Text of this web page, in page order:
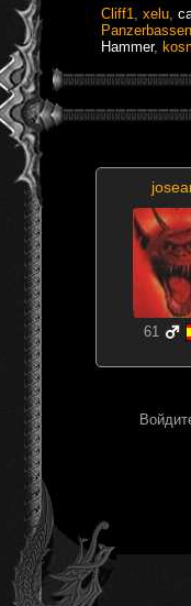
Cliff1 xelu
Panzerbassen
Hammer,
61